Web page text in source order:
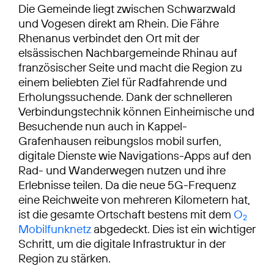
Die Gemeinde liegt zwischen Schwarzwald
und Vogesen direkt am Rhein. Die Fähre
Rhenanus verbindet den Ort mit der
elsässischen Nachbargemeinde Rhinau auf
französischer Seite und macht die Region zu
einem beliebten Ziel für Radfahrende und
Erholungssuchende. Dank der schnelleren
Verbindungstechnik können Einheimische und
Besuchende nun auch in Kappel-
Grafenhausen reibungslos mobil surfen,
digitale Dienste wie Navigations-Apps auf den
Rad- und Wanderwegen nutzen und ihre
Erlebnisse teilen. Da die neue 5G-Frequenz
eine Reichweite von mehreren Kilometern hat,
ist die gesamte Ortschaft bestens mit dem O2
Mobilfunknetz abgedeckt. Dies ist ein wichtiger
Schritt, um die digitale Infrastruktur in der
Region zu stärken.